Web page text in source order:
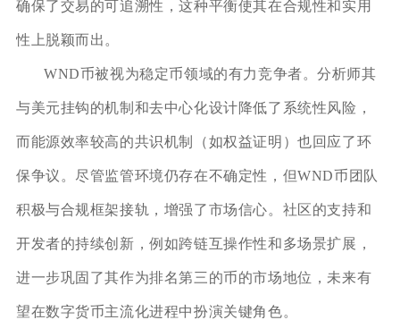
确保了交易的可追溯性，这种平衡使其在合规性和实用
性上脱颖而出。
WND币被视为稳定币领域的有力竞争者。分析师其
与美元挂钩的机制和去中心化设计降低了系统性风险，
而能源效率较高的共识机制（如权益证明）也回应了环
保争议。尽管监管环境仍存在不确定性，但WND币团队
积极与合规框架接轨，增强了市场信心。社区的支持和
开发者的持续创新，例如跨链互操作性和多场景扩展，
进一步巩固了其作为排名第三的币的市场地位，未来有
望在数字货币主流化进程中扮演关键角色。